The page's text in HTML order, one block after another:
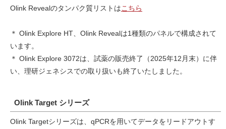
Olink Revealのタンパク質リストはこちら
＊ Olink Explore HT、Olink Revealは1種類のパネルで構成されて
います。
＊ Olink Explore 3072は、試薬の販売終了（2025年12月末）に伴
い、理研ジェネシスでの取り扱いも終了いたしました。
Olink Target シリーズ
Olink Targetシリーズは、qPCRを用いてデータをリードアウトす